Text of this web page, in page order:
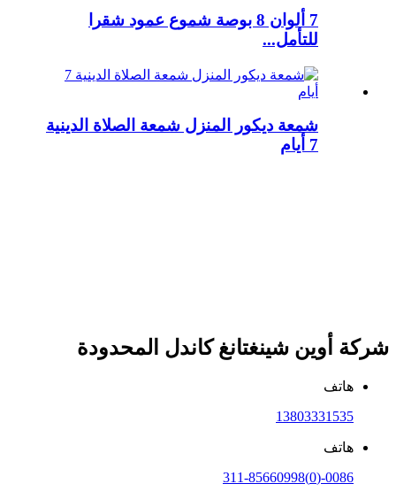
7 ألوان 8 بوصة شموع عمود شقرا
للتأمل...
شمعة ديكور المنزل شمعة الصلاة الدينية
7 أيام
شركة أوين شينغتانغ كاندل المحدودة
هاتف
13803331535
هاتف
0086-(0)311-85660998